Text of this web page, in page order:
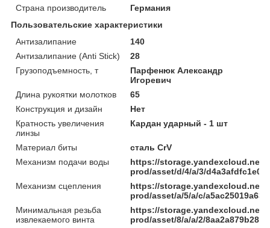
Страна производитель
Германия
Пользовательские характеристики
Антизалипание
140
Антизалипание (Anti Stick)
28
Грузоподъемность, т
Парфенюк Александр
Игоревич
Длина рукоятки молотков
65
Конструкция и дизайн
Нет
Кратность увеличения
линзы
Кардан ударный - 1 шт
Материал биты
сталь CrV
Механизм подачи воды
https://storage.yandexcloud.net/
prod/asset/d/4/a/3/
Механизм сцепления
https://storage.yandexcloud.net/
prod/asset/a/5/a/c/
Минимальная резьба
извлекаемого винта
https://storage.yandexcloud.net/
prod/asset/8/a/a/2/